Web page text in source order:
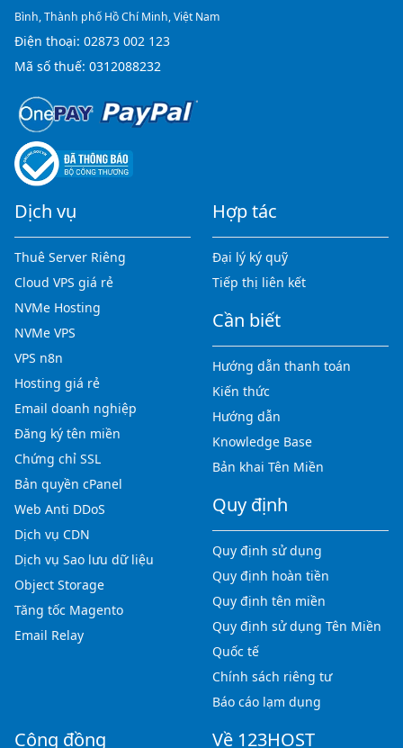
Bình, Thành phố Hồ Chí Minh, Việt Nam
Điện thoại: 02873 002 123
Mã số thuế: 0312088232
Dịch vụ
Thuê Server Riêng
Cloud VPS giá rẻ
NVMe Hosting
NVMe VPS
VPS n8n
Hosting giá rẻ
Email doanh nghiệp
Đăng ký tên miền
Chứng chỉ SSL
Bản quyền cPanel
Web Anti DDoS
Dịch vụ CDN
Dịch vụ Sao lưu dữ liệu
Object Storage
Tăng tốc Magento
Email Relay
Hợp tác
Đại lý ký quỹ
Tiếp thị liên kết
Cần biết
Hướng dẫn thanh toán
Kiến thức
Hướng dẫn
Knowledge Base
Bản khai Tên Miền
Quy định
Quy định sử dụng
Quy định hoàn tiền
Quy định tên miền
Quy định sử dụng Tên Miền
Quốc tế
Chính sách riêng tư
Báo cáo lạm dụng
Cộng đồng Về 123HOST